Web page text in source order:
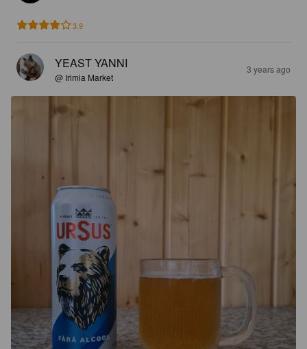
3.9
YEAST YANNI
@ Irimia Market
3 years ago